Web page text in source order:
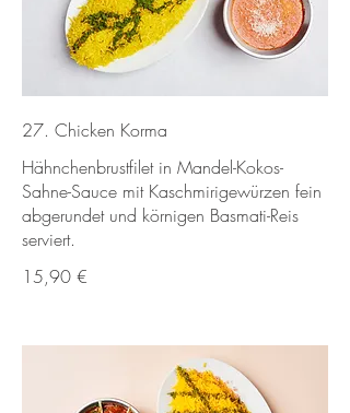
27. Chicken Korma
Hähnchenbrustfilet in Mandel-Kokos-
Sahne-Sauce mit Kaschmirigewürzen fein
abgerundet und körnigen Basmati-Reis
serviert.
15,90 €